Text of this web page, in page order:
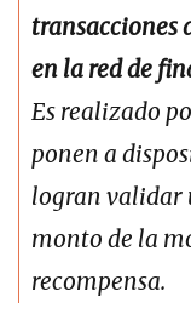
transacciones
en la red de
Es realizado
ponen a
logran validar
monto de la
recompensa.